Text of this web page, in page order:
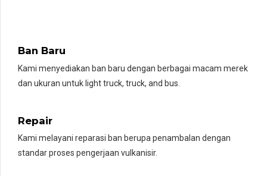
Ban Baru
Kami menyediakan ban baru dengan berbagai macam merek
dan ukuran untuk light truck, truck, and bus.
Repair
Kami melayani reparasi ban berupa penambalan dengan
standar proses pengerjaan vulkanisir.